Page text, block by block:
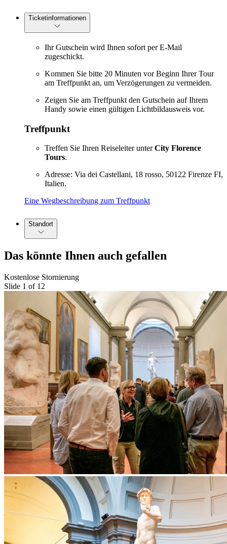
Ticketinformationen
Ihr Gutschein wird Ihnen sofort per E-Mail
zugeschickt.
Kommen Sie bitte 20 Minuten vor Beginn Ihrer Tour
am Treffpunkt an, um Verzögerungen zu vermeiden.
Zeigen Sie am Treffpunkt den Gutschein auf Ihrem
Handy sowie einen gültigen Lichtbildausweis vor.
Treffpunkt
Treffen Sie Ihren Reiseleiter unterCity Florence
Tours.
Adresse: Via dei Castellani, 18 rosso, 50122 Firenze FI,
Italien.
Eine Wegbeschreibung zum Treffpunkt
Standort
Das könnte Ihnen auch gefallen
Kostenlose Stornierung
Slide 1 of 12